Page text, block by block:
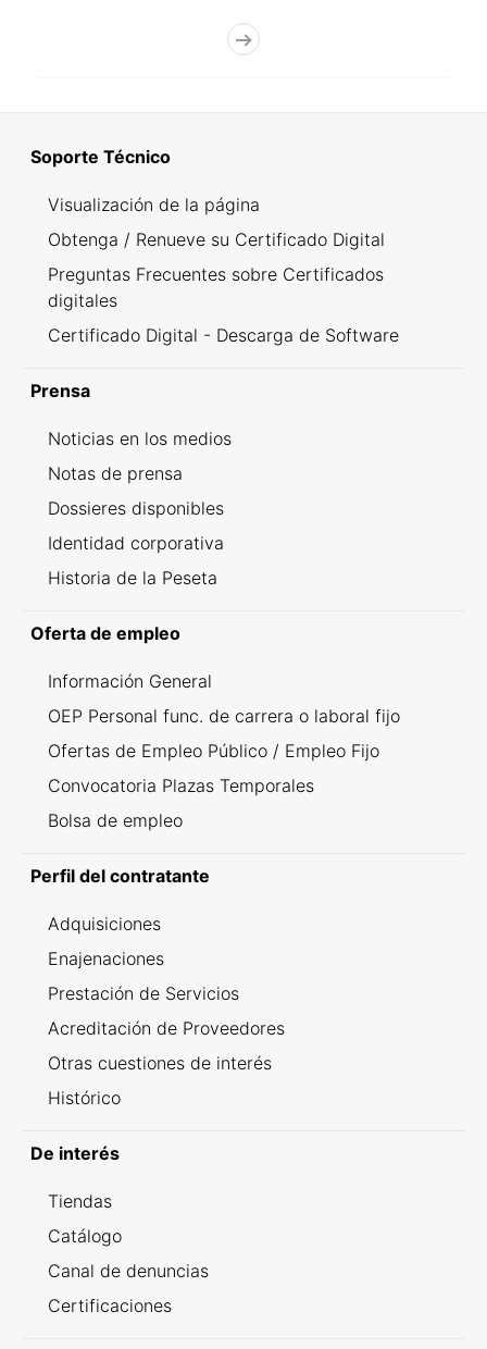
Soporte Técnico
Visualización de la página
Obtenga / Renueve su Certificado Digital
Preguntas Frecuentes sobre Certificados
digitales
Certificado Digital - Descarga de Software
Prensa
Noticias en los medios
Notas de prensa
Dossieres disponibles
Identidad corporativa
Historia de la Peseta
Oferta de empleo
Información General
OEP Personal func. de carrera o laboral fijo
Ofertas de Empleo Público / Empleo Fijo
Convocatoria Plazas Temporales
Bolsa de empleo
Perfil del contratante
Adquisiciones
Enajenaciones
Prestación de Servicios
Acreditación de Proveedores
Otras cuestiones de interés
Histórico
De interés
Tiendas
Catálogo
Canal de denuncias
Certificaciones